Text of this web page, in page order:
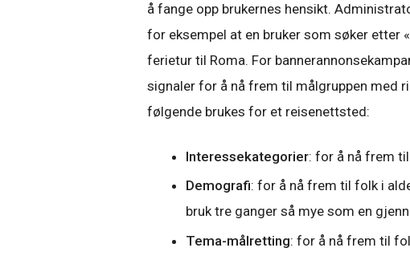
å fange opp brukernes hensikt.
for eksempel at en bruker som søker etter
ferietur til Roma. For
signaler for å nå frem til målgruppen med
følgende brukes for et reisenettsted:
Interessekategorier: for å nå frem
Demografi: for å nå frem til folk i
bruk tre ganger så mye som en
Tema-målretting: for å nå frem til